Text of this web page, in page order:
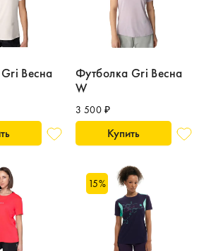
Весна
Футболка Gri Весна
W
3 500 ₽
Купить
15%